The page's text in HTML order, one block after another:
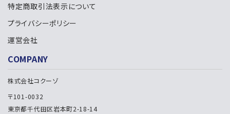
特定商取引法表示について
プライバシーポリシー
運営会社
COMPANY
株式会社コクーゾ
〒101-0032
東京都千代田区岩本町2-18-14